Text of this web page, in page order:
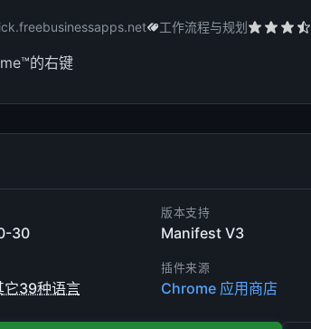
工作流程与规划
的右键
30
版本支持
Manifest V3
它39种语言
插件来源
Chrome 应用商店